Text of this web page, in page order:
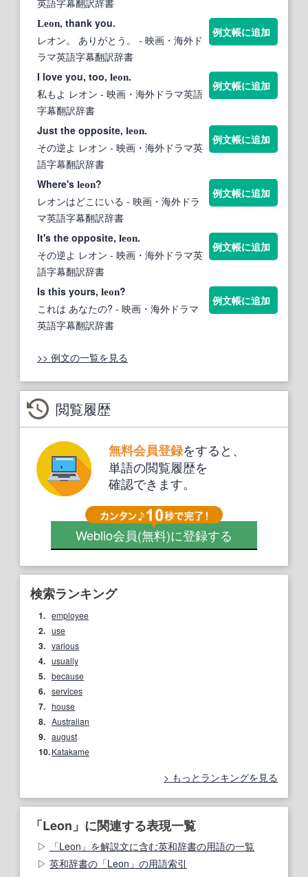
英語字幕翻訳辞書
Leon, thank you.
レオン。 ありがとう。
- 映画・海外ド
ラマ英語字幕翻訳辞書
例文帳に追加
I love you, too, leon.
私もよ レオン - 映画・海外ドラマ英語
字幕翻訳辞書
例文帳に追加
Just the opposite, leon.
その逆よ レオン - 映画・海外ドラマ英
語字幕翻訳辞書
例文帳に追加
Where's leon?
レオンはどこにいる - 映画・海外ドラ
マ英語字幕翻訳辞書
例文帳に追加
It's the opposite, leon.
その逆よ レオン - 映画・海外ドラマ英
語字幕翻訳辞書
例文帳に追加
Is this yours, leon?
これは あなたの? - 映画・海外ドラマ
英語字幕翻訳辞書
例文帳に追加
>> 例文の一覧を見る
閲覧履歴
無料会員登録をすると、
単語の閲覧履歴を
確認できます。
Weblio会員(無料)に登録する
検索ランキング
1. employee
2. use
3. various
4. usually
5. because
6. services
7. house
8. Australian
9. august
10.Katakame
もっとランキングを見る
「Leon」に関連する表現一覧
「Leon」を解説文に含む英和辞書の用語の一覧
英和辞書の「Leon」の用語索引